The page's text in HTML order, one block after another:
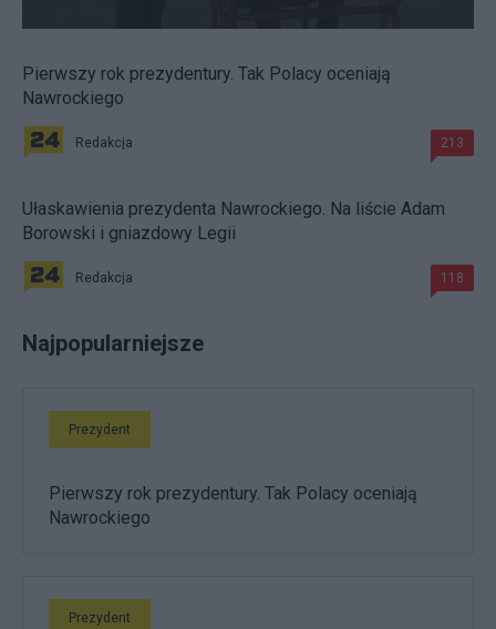
Pierwszy rok prezydentury. Tak Polacy oceniają
Nawrockiego
Redakcja 213
Ułaskawienia prezydenta Nawrockiego. Na liście Adam
Borowski i gniazdowy Legii
Redakcja 118
Najpopularniejsze
Prezydent
Pierwszy rok prezydentury. Tak Polacy oceniają
Nawrockiego
Prezydent